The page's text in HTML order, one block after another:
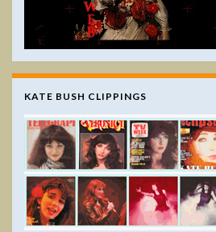
KATE BUSH CLIPPINGS